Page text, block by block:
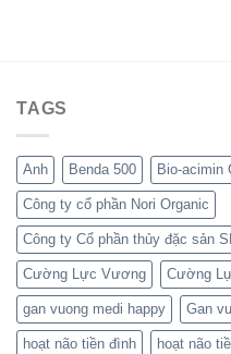
TAGS
Anh Benda 500 Bio-acimin
Công ty cổ phần Nori Organic
Công ty Cổ phần thủy đặc sản
Cường Lực Vương Cường
gan vuong medi happy Gan
hoạt não tiền đình hoạt não